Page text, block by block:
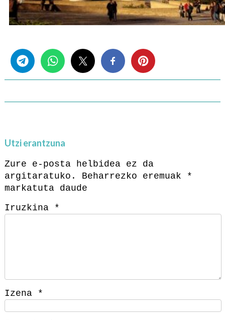
Utzi erantzuna
Zure e-posta helbidea ez da
argitaratuko.
Beharrezko eremuak
*
markatuta daude
Iruzkina
*
Izena *